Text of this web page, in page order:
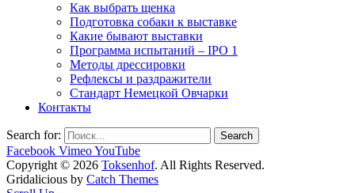
Как выбрать щенка
Подготовка собаки к выставке
Какие бывают выставки
Программа испытаний – IPO 1
Методы дрессировки
Рефлексы и раздражители
Стандарт Немецкой Овчарки
Контакты
Search for:
Facebook VimeoYouTube
Copyright © 2026 Toksenhof. All Rights Reserved.
Gridalicious by Catch Themes